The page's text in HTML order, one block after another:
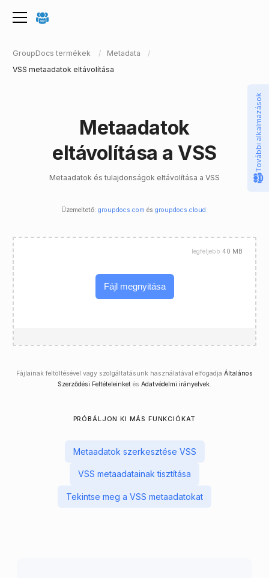
GroupDocs termékek
Metadata
VSS metaadatok eltávolítása
Metaadatok
eltávolítása a VSS
Metaadatok és tulajdonságok eltávolítása a VSS
Üzemeltető: groupdocs.com és groupdocs.cloud .
Fájl megnyitása
legfeljebb 40 MB
Fájlainak feltöltésével vagy szolgáltatásunk használatával elfogadja Általános
Szerződési Feltételeinket és Adatvédelmi irányelvek.
PRÓBÁLJON KI MÁS FUNKCIÓKAT
Metaadatok szerkesztése VSS
VSS metaadatainak tisztítása
Tekintse meg a VSS metaadatokat
További alkalmazások